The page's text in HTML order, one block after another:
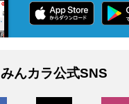
みんカラ公式SNS